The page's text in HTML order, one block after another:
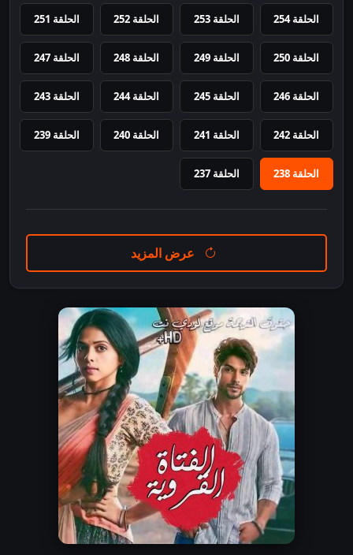
الحلقة 254 الحلقة 253 الحلقة 252 الحلقة 251
الحلقة 250 الحلقة 249 الحلقة 248 الحلقة 247
الحلقة 246 الحلقة 245 الحلقة 244 الحلقة 243
الحلقة 242 الحلقة 241 الحلقة 240 الحلقة 239
الحلقة 238 الحلقة 237
عرض المزيد